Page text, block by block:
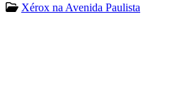
Xérox na Avenida Paulista